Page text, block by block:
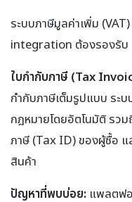
ระบบภาษีมูลค่าเพิ่ม
integration ต้องรองรับ
ใบกำกับภาษี (Tax
กำกับภาษีเต็มรูปแบบ ระ
กฎหมายโดยอัตโนมัติ รว
ภาษี (Tax ID) ของผู้ซื้อ แ
สินค้า
ปัญหาที่พบบ่อย: แพลตฟ